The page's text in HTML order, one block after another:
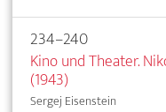
234–240
Kino und Theater.
(1943)
Sergej Eisenstein